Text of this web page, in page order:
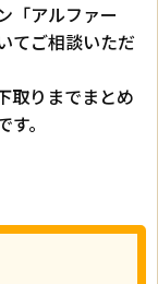
「アルファー
てご相談いただ
取りまでまとめ
。